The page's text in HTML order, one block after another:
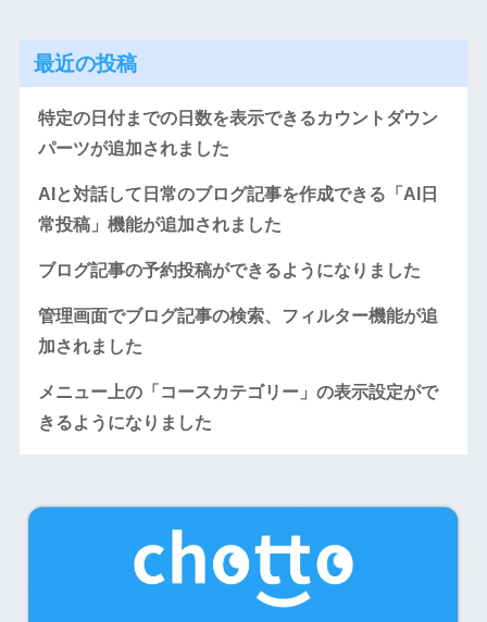
最近の投稿
特定の日付までの日数を表示できるカウントダウン
パーツが追加されました
AIと対話して日常のブログ記事を作成できる「AI日
常投稿」機能が追加されました
ブログ記事の予約投稿ができるようになりました
管理画面でブログ記事の検索、フィルター機能が追
加されました
メニュー上の「コースカテゴリー」の表示設定がで
きるようになりました